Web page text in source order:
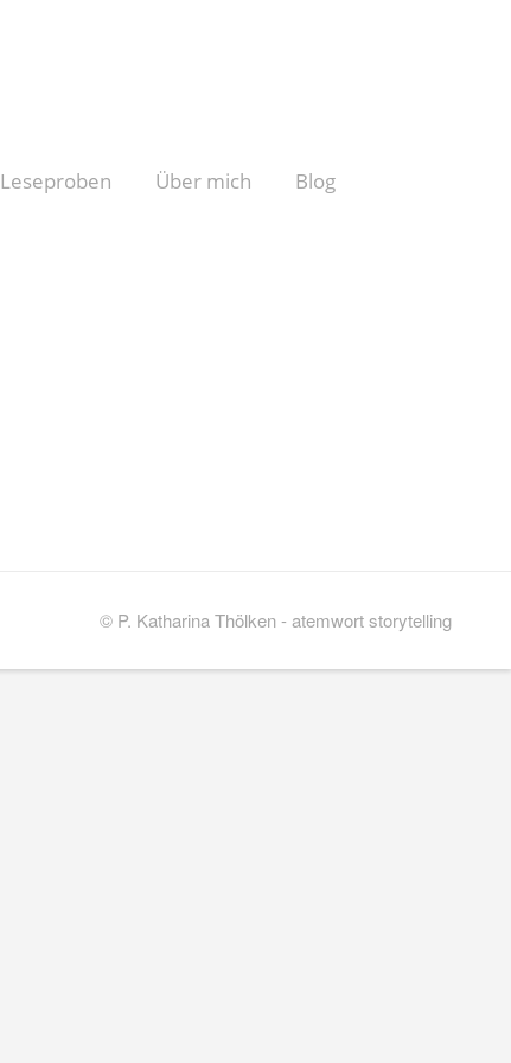
Leseproben Über mich Blog
© P. Katharina Thölken - atemwort storytelling